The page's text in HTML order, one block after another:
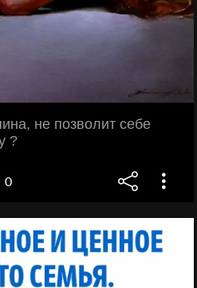
не позволит себе
?
0